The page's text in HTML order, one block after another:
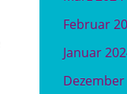
Februar
Januar
Dezember